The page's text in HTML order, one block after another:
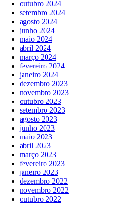
outubro 2024
setembro 2024
agosto 2024
junho 2024
maio 2024
abril 2024
março 2024
fevereiro 2024
janeiro 2024
dezembro 2023
novembro 2023
outubro 2023
setembro 2023
agosto 2023
junho 2023
maio 2023
abril 2023
março 2023
fevereiro 2023
janeiro 2023
dezembro 2022
novembro 2022
outubro 2022